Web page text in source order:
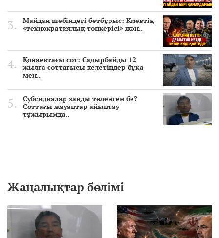
Майдан шебіндегі бетбұрыс: Киевтің
«технократиялық төңкерісі» жән..
Қонаевтағы сот: Садырбайды 12
жылға соттағысы келетіндер бұқа
мен..
Субсидиялар заңды төленген бе?
Соттағы жауаптар айыптау
тұжырымда..
Жаңалықтар бөлімі